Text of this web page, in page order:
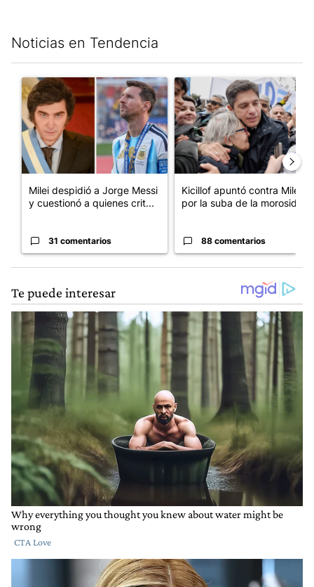
Noticias en Tendencia
Un artículo de tendencia con el título "Milei despidió a Jorge
Milei despidió a Jorge Messi
y cuestionó a quienes crit...
31 comentarios
Un artículo de tendencia con
Kicillof apuntó contra Milei
por la suba de la morosida...
88 comentarios